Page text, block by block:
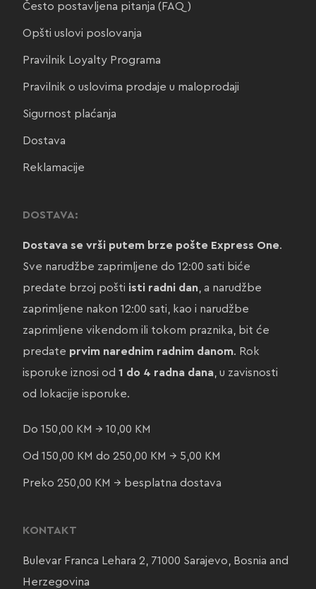
Često postavljena pitanja (FAQ)
Opšti uslovi poslovanja
Pravilnik Loyalty Programa
Pravilnik o uslovima prodaje u maloprodaji
Sigurnost plaćanja
Dostava
Reklamacije
DOSTAVA:
Dostava se vrši putem brze pošte Express One.
Sve narudžbe zaprimljene do 12:00 sati biće
predate brzoj pošti isti radni dan, a narudžbe
zaprimljene nakon 12:00 sati, kao i narudžbe
zaprimljene vikendom ili tokom praznika, bit će
predate prvim narednim radnim danom. Rok
isporuke iznosi od 1 do 4 radna dana, u zavisnosti
od lokacije isporuke.
Do 150,00 KM → 10,00 KM
Od 150,00 KM do 250,00 KM → 5,00 KM
Preko 250,00 KM → besplatna dostava
KONTAKT
Bulevar Franca Lehara 2, 71000 Sarajevo, Bosnia and
Herzegovina